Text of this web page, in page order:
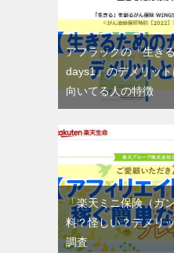
アフラックの「生き
days1」のデメリッ
向いてる人の特徴
「楽天ミニ保険（ガ
料？怪しい？デメリ
調査